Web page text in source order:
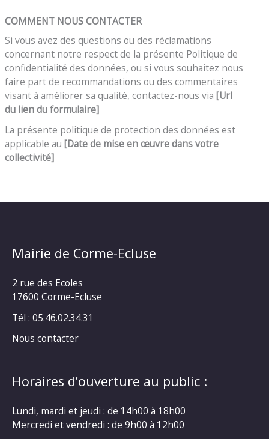
COMMENT NOUS CONTACTER
Si vous avez des questions ou des réclamations
concernant notre respect de la présente Politique de
confidentialité des données, ou si vous souhaitez nous
faire part de recommandations ou des commentaires
visant à améliorer sa qualité, contactez-nous via[Url
du lien du formulaire]
La présente politique de protection des données est
applicable au[Date de mise en œuvre dans votre
collectivité]
Mairie de Corme-Ecluse
2 rue des Ecoles
17600 Corme-Ecluse
Tél : 05.46.02.34.31
Nous contacter
Horaires d’ouverture au public :
Lundi, mardi et jeudi : de 14h00 à 18h00
Mercredi et vendredi : de 9h00 à 12h00